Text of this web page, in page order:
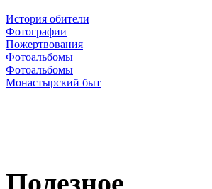
История обители
Фотографии
Пожертвования
Фотоальбомы
Фотоальбомы
Монастырский быт